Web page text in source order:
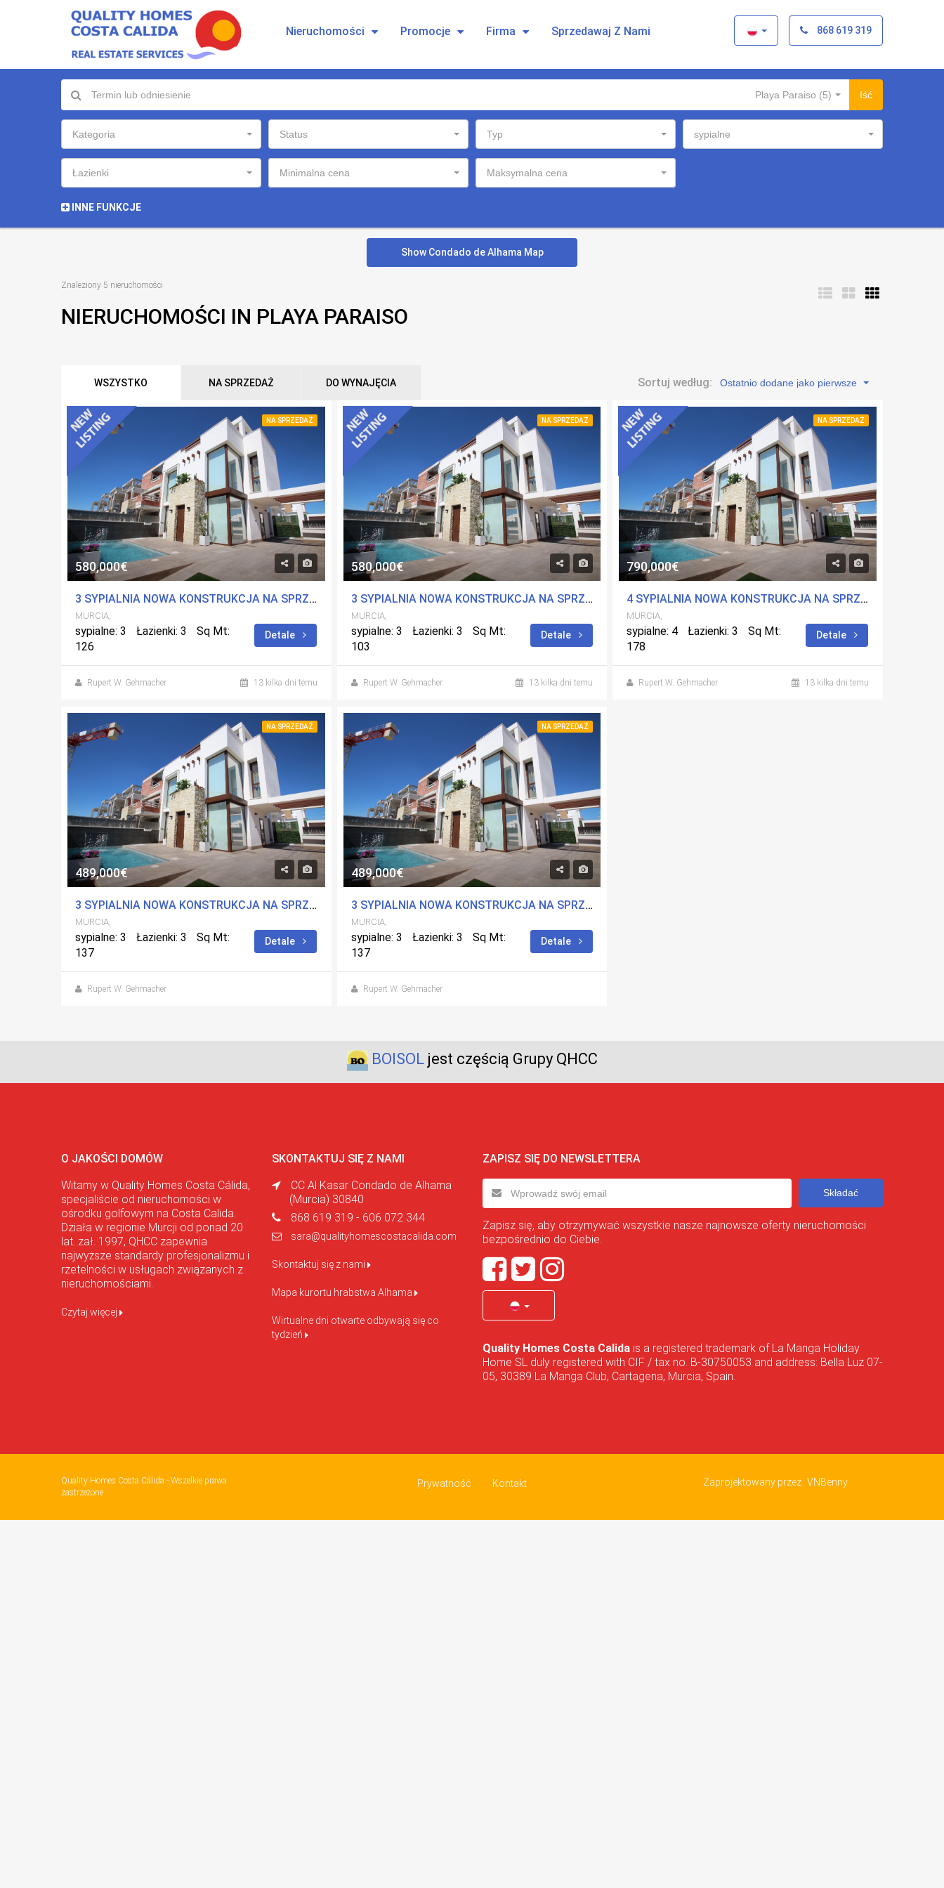
Nieruchomości Promocje Firma Sprzedawaj Z Nami 868 619 319
Playa Paraiso (5) Iść
Kategoria Status Typ sypialne
Łazienki Minimalna cena Maksymalna cena
INNE FUNKCJE
Show Condado de Alhama Map
Znaleziony 5 nieruchomości
NIERUCHOMOŚCI IN PLAYA PARAISO
WSZYSTKO NA SPRZEDAŻ DO WYNAJĘCIA Sortuj według: Ostatnio dodane jako pierwsze
NA SPRZEDAŻ
580,000€
3 SYPIALNIA NOWA KONSTRUKCJA NA SPRZEDAŻ VILLA W PLAYA PARAISO, MURCIA
MURCIA,
sypialne: 3 Łazienki: 3
Sq Mt:
126
Detale
Rupert W. Gehmacher 13 kilka dni temu
NA SPRZEDAŻ
580,000€
3 SYPIALNIA NOWA KONSTRUKCJA NA SPRZEDAŻ VILLA W PLAYA PARAISO, MURCIA
MURCIA,
sypialne: 3 Łazienki: 3
Sq Mt:
103
Detale
Rupert W. Gehmacher 13 kilka dni temu
NA SPRZEDAŻ
790,000€
4 SYPIALNIA NOWA KONSTRUKCJA NA SPRZEDAŻ VILLA W PLAYA PARAISO, MURCIA
MURCIA,
sypialne: 4 Łazienki: 3
Sq Mt:
178
Detale
Rupert W. Gehmacher 13 kilka dni temu
NA SPRZEDAŻ
489,000€
3 SYPIALNIA NOWA KONSTRUKCJA NA SPRZEDAŻ VILLA W PLAYA PARAISO, MURCIA
MURCIA,
sypialne: 3 Łazienki: 3
Sq Mt:
137
Detale
Rupert W. Gehmacher
NA SPRZEDAŻ
489,000€
3 SYPIALNIA NOWA KONSTRUKCJA NA SPRZEDAŻ VILLA W PLAYA PARAISO, MURCIA
MURCIA,
sypialne: 3 Łazienki: 3
Sq Mt:
137
Detale
Rupert W. Gehmacher
BOISOLjest częścią Grupy QHCC
O JAKOŚCI DOMÓW
Witamy w Quality Homes Costa Cálida,
specjaliście od nieruchomości w
ośrodku golfowym na Costa Calida.
Działa w regionie Murcji od ponad 20
lat. zał. 1997, QHCC zapewnia
najwyższe standardy profesjonalizmu i
rzetelności w usługach związanych z
nieruchomościami.
Czytaj więcej
SKONTAKTUJ SIĘ Z NAMI
CC Al Kasar Condado de Alhama
(Murcia) 30840
868 619 319 - 606 072 344
sara@qualityhomescostacalida.com
Skontaktuj się z nami
Mapa kurortu hrabstwa Alhama
Wirtualne dni otwarte odbywają się co
tydzień
ZAPISZ SIĘ DO NEWSLETTERA
Składać
Zapisz się, aby otrzymywać wszystkie nasze najnowsze oferty nieruchomości
bezpośrednio do Ciebie.
Quality Homes Costa Calida is a registered trademark of La Manga Holiday
Home SL duly registered with CIF / tax no. B-30750053 and address: Bella Luz 07-
05, 30389 La Manga Club, Cartagena, Murcia, Spain.
Quality Homes Costa Cálida - Wszelkie prawa
zastrzeżone
Prywatność Kontakt Zaprojektowany przez VNBenny